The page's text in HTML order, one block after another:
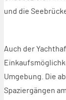
und die
Auch der
Umgebung. Die
Spaziergängen